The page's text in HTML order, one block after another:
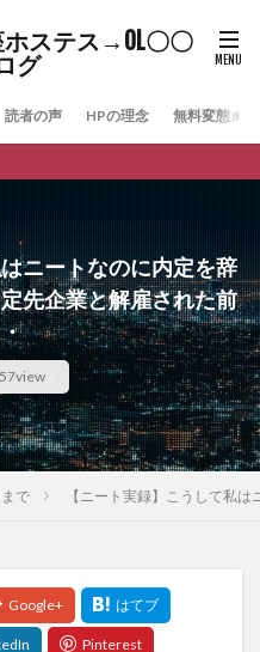
ステス→OL〇〇
グ
読者の声 HPの理念 無料変態メ
ニートなのに内定を辞
先企業と解雇された前
で 【ニート実録】こうして私